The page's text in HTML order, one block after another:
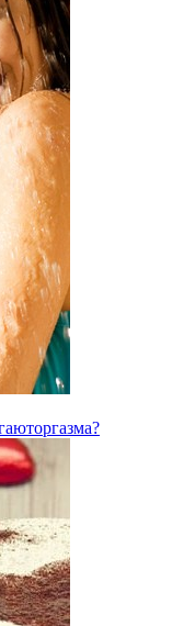
оргазма?